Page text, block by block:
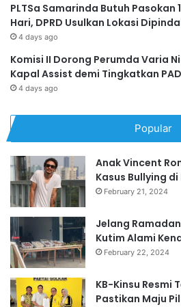
PLTSa Samarinda Butuh Pasokan
Hari, DPRD Usulkan Lokasi
4 days ago
Komisi II Dorong Perumda Varia
Kapal Assist demi Tingkatkan PAD
4 days ago
Popular
Anak Vincent
Kasus Bullying di
February 21, 2024
Jelang
Kutim Alami
February 22, 2024
KB-Kinsu Resmi
Pastikan Maju